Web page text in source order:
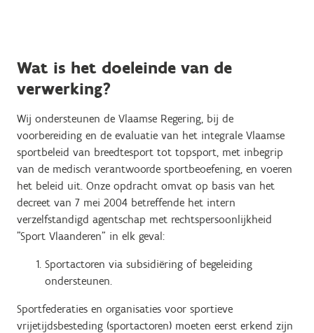
Wat is het doeleinde van de
verwerking?
Wij ondersteunen de Vlaamse Regering, bij de
voorbereiding en de evaluatie van het integrale Vlaamse
sportbeleid van breedtesport tot topsport, met inbegrip
van de medisch verantwoorde sportbeoefening, en voeren
het beleid uit. Onze opdracht omvat op basis van het
decreet van 7 mei 2004 betreffende het intern
verzelfstandigd agentschap met rechtspersoonlijkheid
"Sport Vlaanderen" in elk geval:
Sportactoren via subsidiëring of begeleiding
ondersteunen.
Sportfederaties en organisaties voor sportieve
vrijetijdsbesteding (sportactoren) moeten eerst erkend zijn